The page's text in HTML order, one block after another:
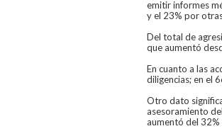
emitir informes
y el 23% por
Del total de
que aumentó
En cuanto a las
diligencias; en el
Otro dato
asesoramiento
aumentó del